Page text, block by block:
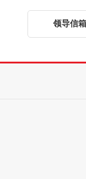
领导信箱